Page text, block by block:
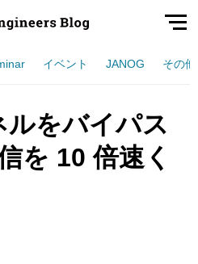
イベント JANOG その他
をバイパス
を 10 倍速く